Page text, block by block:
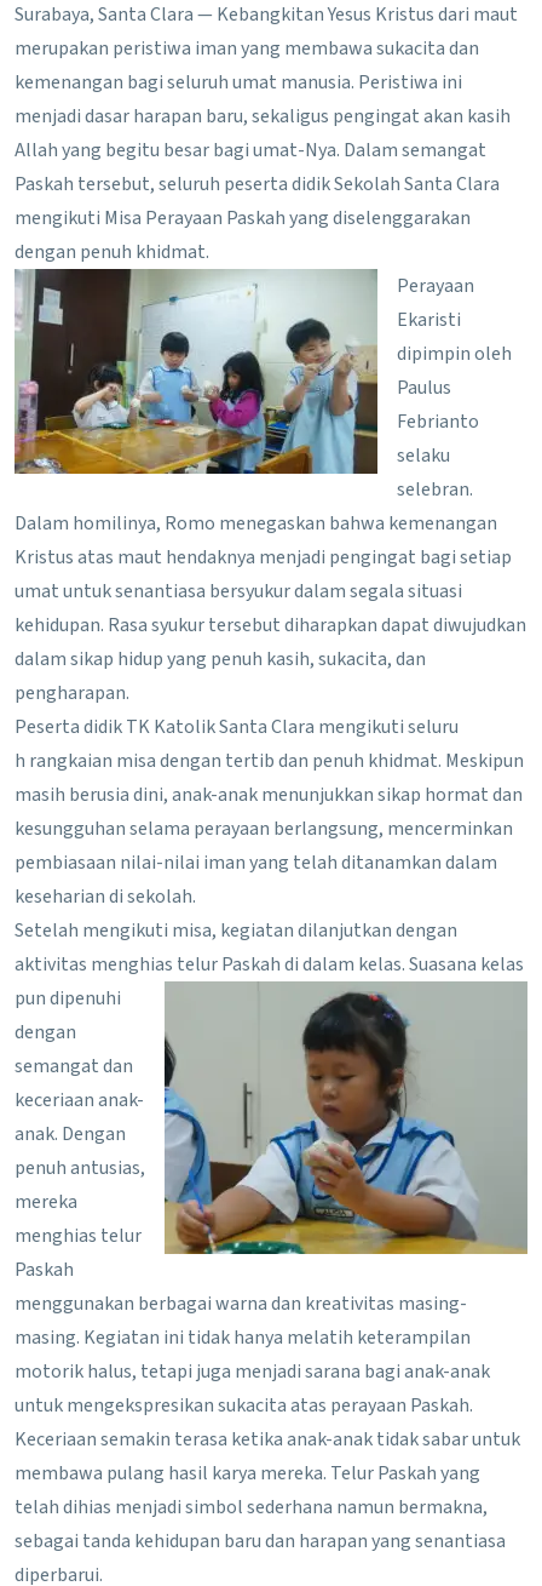
Surabaya, Santa Clara — Kebangkitan Yesus Kristus dari maut
merupakan peristiwa iman yang membawa sukacita dan
kemenangan bagi seluruh umat manusia. Peristiwa ini
menjadi dasar harapan baru, sekaligus pengingat akan kasih
Allah yang begitu besar bagi umat-Nya. Dalam semangat
Paskah tersebut, seluruh peserta didik Sekolah Santa Clara
mengikuti Misa Perayaan Paskah yang diselenggarakan
dengan penuh khidmat.
Perayaan
Ekaristi
dipimpin oleh
Paulus
Febrianto
selaku
selebran.
Dalam homilinya, Romo menegaskan bahwa kemenangan
Kristus atas maut hendaknya menjadi pengingat bagi setiap
umat untuk senantiasa bersyukur dalam segala situasi
kehidupan. Rasa syukur tersebut diharapkan dapat diwujudkan
dalam sikap hidup yang penuh kasih, sukacita, dan
pengharapan.
Peserta didik TK Katolik Santa Clara mengikuti seluru
h rangkaian misa dengan tertib dan penuh khidmat. Meskipun
masih berusia dini, anak-anak menunjukkan sikap hormat dan
kesungguhan selama perayaan berlangsung, mencerminkan
pembiasaan nilai-nilai iman yang telah ditanamkan dalam
keseharian di sekolah.
Setelah mengikuti misa, kegiatan dilanjutkan dengan
aktivitas menghias telur Paskah di dalam kelas. Suasana kelas
pun dipenuhi
dengan
semangat dan
keceriaan anak-
anak. Dengan
penuh antusias,
mereka
menghias telur
Paskah
menggunakan berbagai warna dan kreativitas masing-
masing. Kegiatan ini tidak hanya melatih keterampilan
motorik halus, tetapi juga menjadi sarana bagi anak-anak
untuk mengekspresikan sukacita atas perayaan Paskah.
Keceriaan semakin terasa ketika anak-anak tidak sabar untuk
membawa pulang hasil karya mereka. Telur Paskah yang
telah dihias menjadi simbol sederhana namun bermakna,
sebagai tanda kehidupan baru dan harapan yang senantiasa
diperbarui.